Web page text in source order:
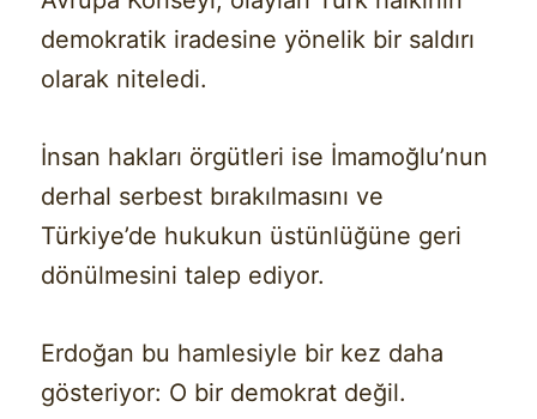
demokratik iradesine yönelik bir saldırı
olarak niteledi.
İnsan hakları örgütleri ise İmamoğlu’nun
derhal serbest bırakılmasını ve
Türkiye’de hukukun üstünlüğüne geri
dönülmesini talep ediyor.
Erdoğan bu hamlesiyle bir kez daha
gösteriyor: O bir demokrat değil.